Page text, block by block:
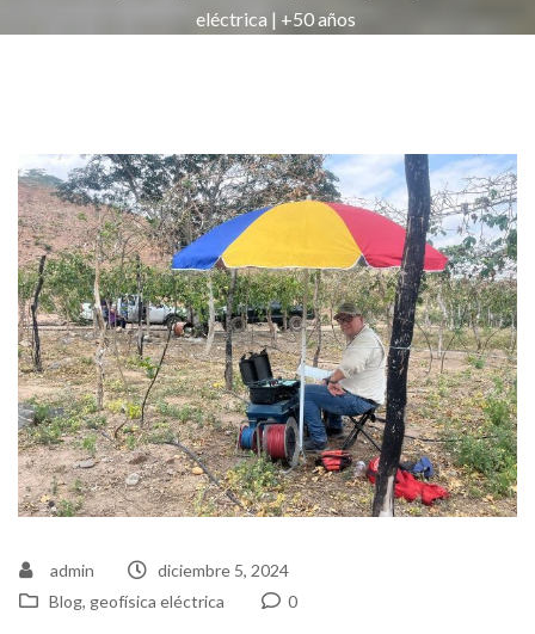
eléctrica | +50 años
admin
diciembre 5, 2024
Blog, geofísica eléctrica 0